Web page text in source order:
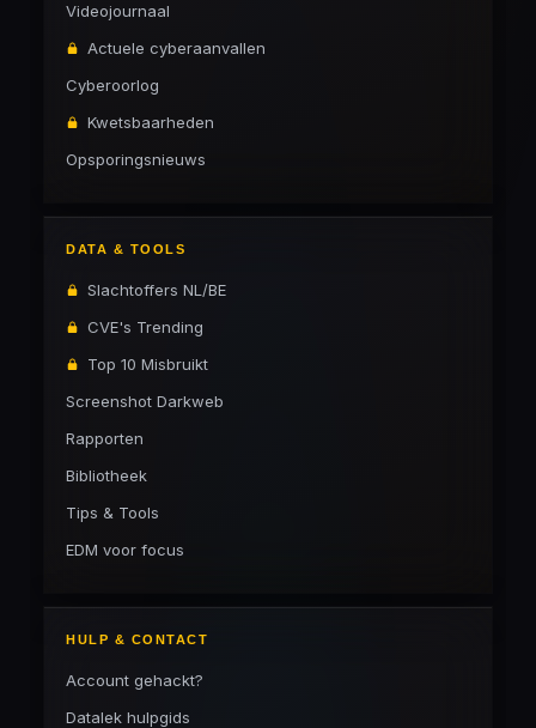
Videojournaal
Actuele cyberaanvallen
Cyberoorlog
Kwetsbaarheden
Opsporingsnieuws
DATA & TOOLS
Slachtoffers NL/BE
CVE's Trending
Top 10 Misbruikt
Screenshot Darkweb
Rapporten
Bibliotheek
Tips & Tools
EDM voor focus
HULP & CONTACT
Account gehackt?
Datalek hulpgids